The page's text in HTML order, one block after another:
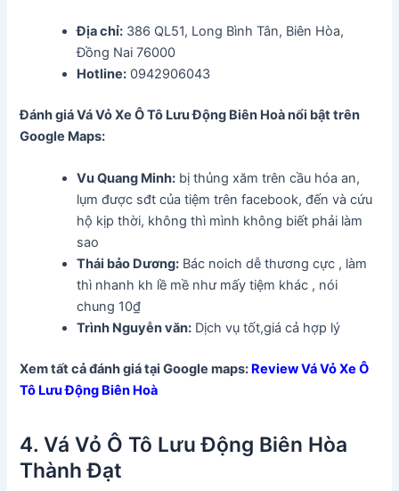
Địa chỉ: 386 QL51, Long Bình Tân, Biên Hòa,
Đồng Nai 76000
Hotline: 0942906043
Đánh giá Vá Vỏ Xe Ô Tô Lưu Động Biên Hoà nổi bật trên
Google Maps:
Vu Quang Minh: bị thủng xăm trên cầu hóa an,
lụm được sđt của tiệm trên facebook, đến và cứu
hộ kịp thời, không thì mình không biết phải làm
sao
Thái bảo Dương: Bác noich dễ thương cực , làm
thì nhanh kh lề mề như mấy tiệm khác , nói
chung 10₫
Trình Nguyễn văn: Dịch vụ tốt,giá cả hợp lý
Xem tất cả đánh giá tại Google maps: Review Vá Vỏ Xe Ô
Tô Lưu Động Biên Hoà
4. Vá Vỏ Ô Tô Lưu Động Biên Hòa
Thành Đạt